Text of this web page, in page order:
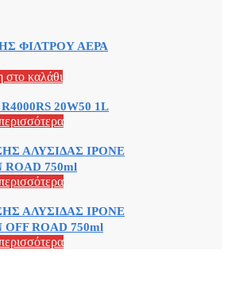
ΦΙΛΤΡΟΥ ΑΕΡΑ
καλάθι
20W50 1L
ΑΛΥΣΙΔΑΣ IPONE
ROAD 750ml
ΑΛΥΣΙΔΑΣ IPONE
ROAD 750ml